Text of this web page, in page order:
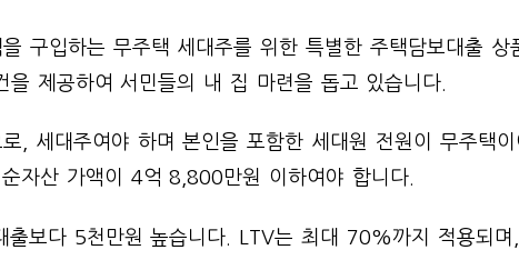
구입하는 무주택 세대주를 위한 특별한 주택담보대출 상
제공하여 서민들의 내 집 마련을 돕고 있습니다.
, 세대주여야 하며 본인을 포함한 세대원 전원이 무주택이
자산 가액이 4억 8,800만원 이하여야 합니다.
보다 5천만원 높습니다. LTV는 최대 70%까지 적용되며